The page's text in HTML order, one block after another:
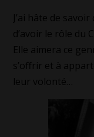
J’ai hâte de
d’avoir le rôle du
Elle aimera ce
s’offrir et à
leur volonté…